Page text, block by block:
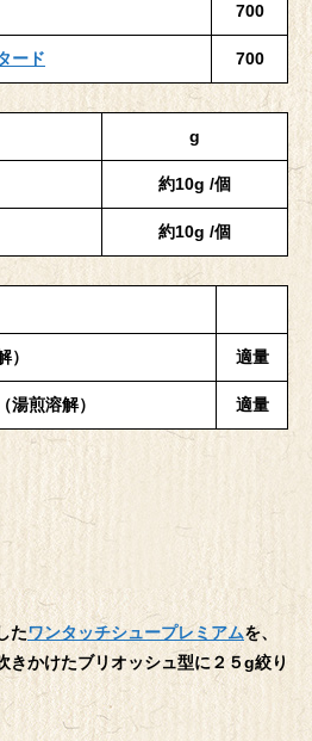
700
ード 700
g
約10g /個
約10g /個
適量
煎溶解） 適量
たワンタッチシュープレミアムを、
きかけたブリオッシュ型に２５g絞り